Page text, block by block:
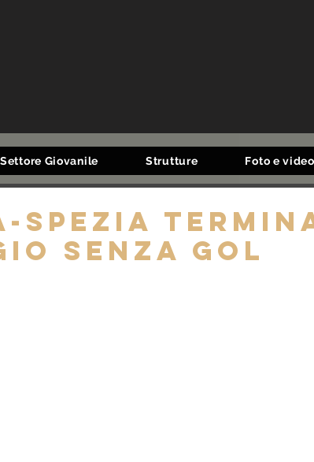
Settore Giovanile Strutture Foto e video
Spezia
senza gol